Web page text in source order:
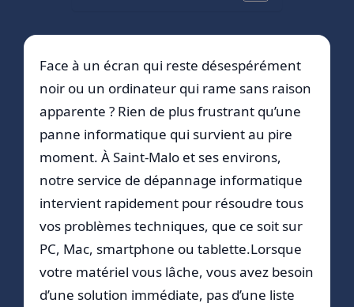
Face à un écran qui reste désespérément
noir ou un ordinateur qui rame sans raison
apparente ? Rien de plus frustrant qu’une
panne informatique qui survient au pire
moment. À Saint-Malo et ses environs,
notre service de dépannage informatique
intervient rapidement pour résoudre tous
vos problèmes techniques, que ce soit sur
PC, Mac, smartphone ou tablette.Lorsque
votre matériel vous lâche, vous avez besoin
d’une solution immédiate, pas d’une liste